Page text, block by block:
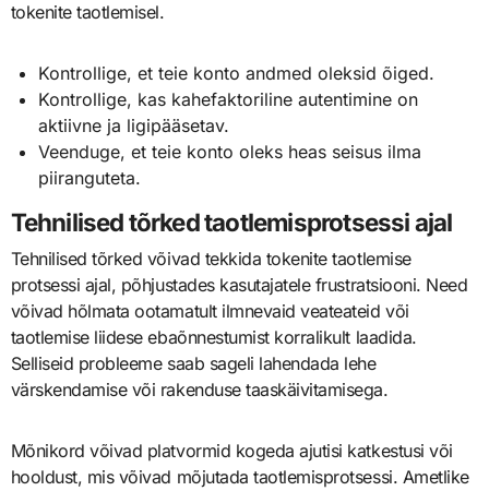
tokenite taotlemisel.
Kontrollige, et teie konto andmed oleksid õiged.
Kontrollige, kas kahefaktoriline autentimine on
aktiivne ja ligipääsetav.
Veenduge, et teie konto oleks heas seisus ilma
piiranguteta.
Tehnilised tõrked taotlemisprotsessi ajal
Tehnilised tõrked võivad tekkida tokenite taotlemise
protsessi ajal, põhjustades kasutajatele frustratsiooni. Need
võivad hõlmata ootamatult ilmnevaid veateateid või
taotlemise liidese ebaõnnestumist korralikult laadida.
Selliseid probleeme saab sageli lahendada lehe
värskendamise või rakenduse taaskäivitamisega.
Mõnikord võivad platvormid kogeda ajutisi katkestusi või
hooldust, mis võivad mõjutada taotlemisprotsessi. Ametlike